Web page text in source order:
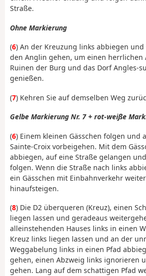
Straße.
Ohne Markierung
(6) An der Kreuzung links abbiegen
den Anglin gehen, um einen herrlichen
Ruinen der Burg und das Dorf Angles-
genießen.
(7) Kehren Sie auf demselben Weg
Gelbe Markierung Nr. 7 + rot-weiße
(6) Einem kleinen Gässchen folgen und
Sainte-Croix vorbeigehen. Mit dem
abbiegen, auf eine Straße gelangen
folgen. Wenn die Straße nach links
ein Gässchen mit Einbahnverkehr
hinaufsteigen.
(8) Die D2 überqueren (Kreuz), einen
liegen lassen und geradeaus
alleinstehenden Hauses links in einen
Kreuz links liegen lassen und an der
Weggabelung links in einen Pfad
gehen, einen Abzweig links ignorieren
gehen. Lang auf dem schattigen Pfad